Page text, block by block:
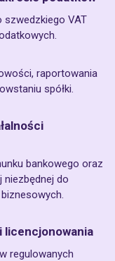
szwedzkiego VAT
raportowania
spółki.
bankowego oraz
niezbędnej do
licencjonowania
regulowanych